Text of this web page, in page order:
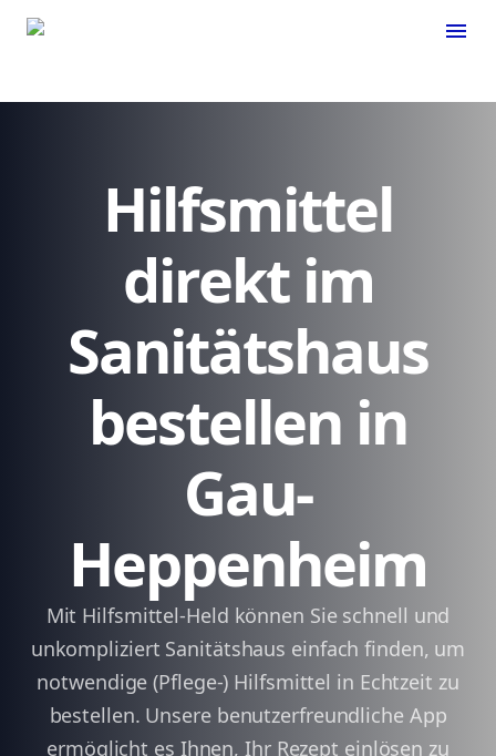
menu
Hilfsmittel
direkt im
Sanitätshaus
bestellen in
Gau-
Heppenheim
Mit Hilfsmittel-Held können Sie schnell und
unkompliziert Sanitätshaus einfach finden, um
notwendige (Pflege-) Hilfsmittel in Echtzeit zu
bestellen. Unsere benutzerfreundliche App
ermöglicht es Ihnen, Ihr Rezept einlösen zu